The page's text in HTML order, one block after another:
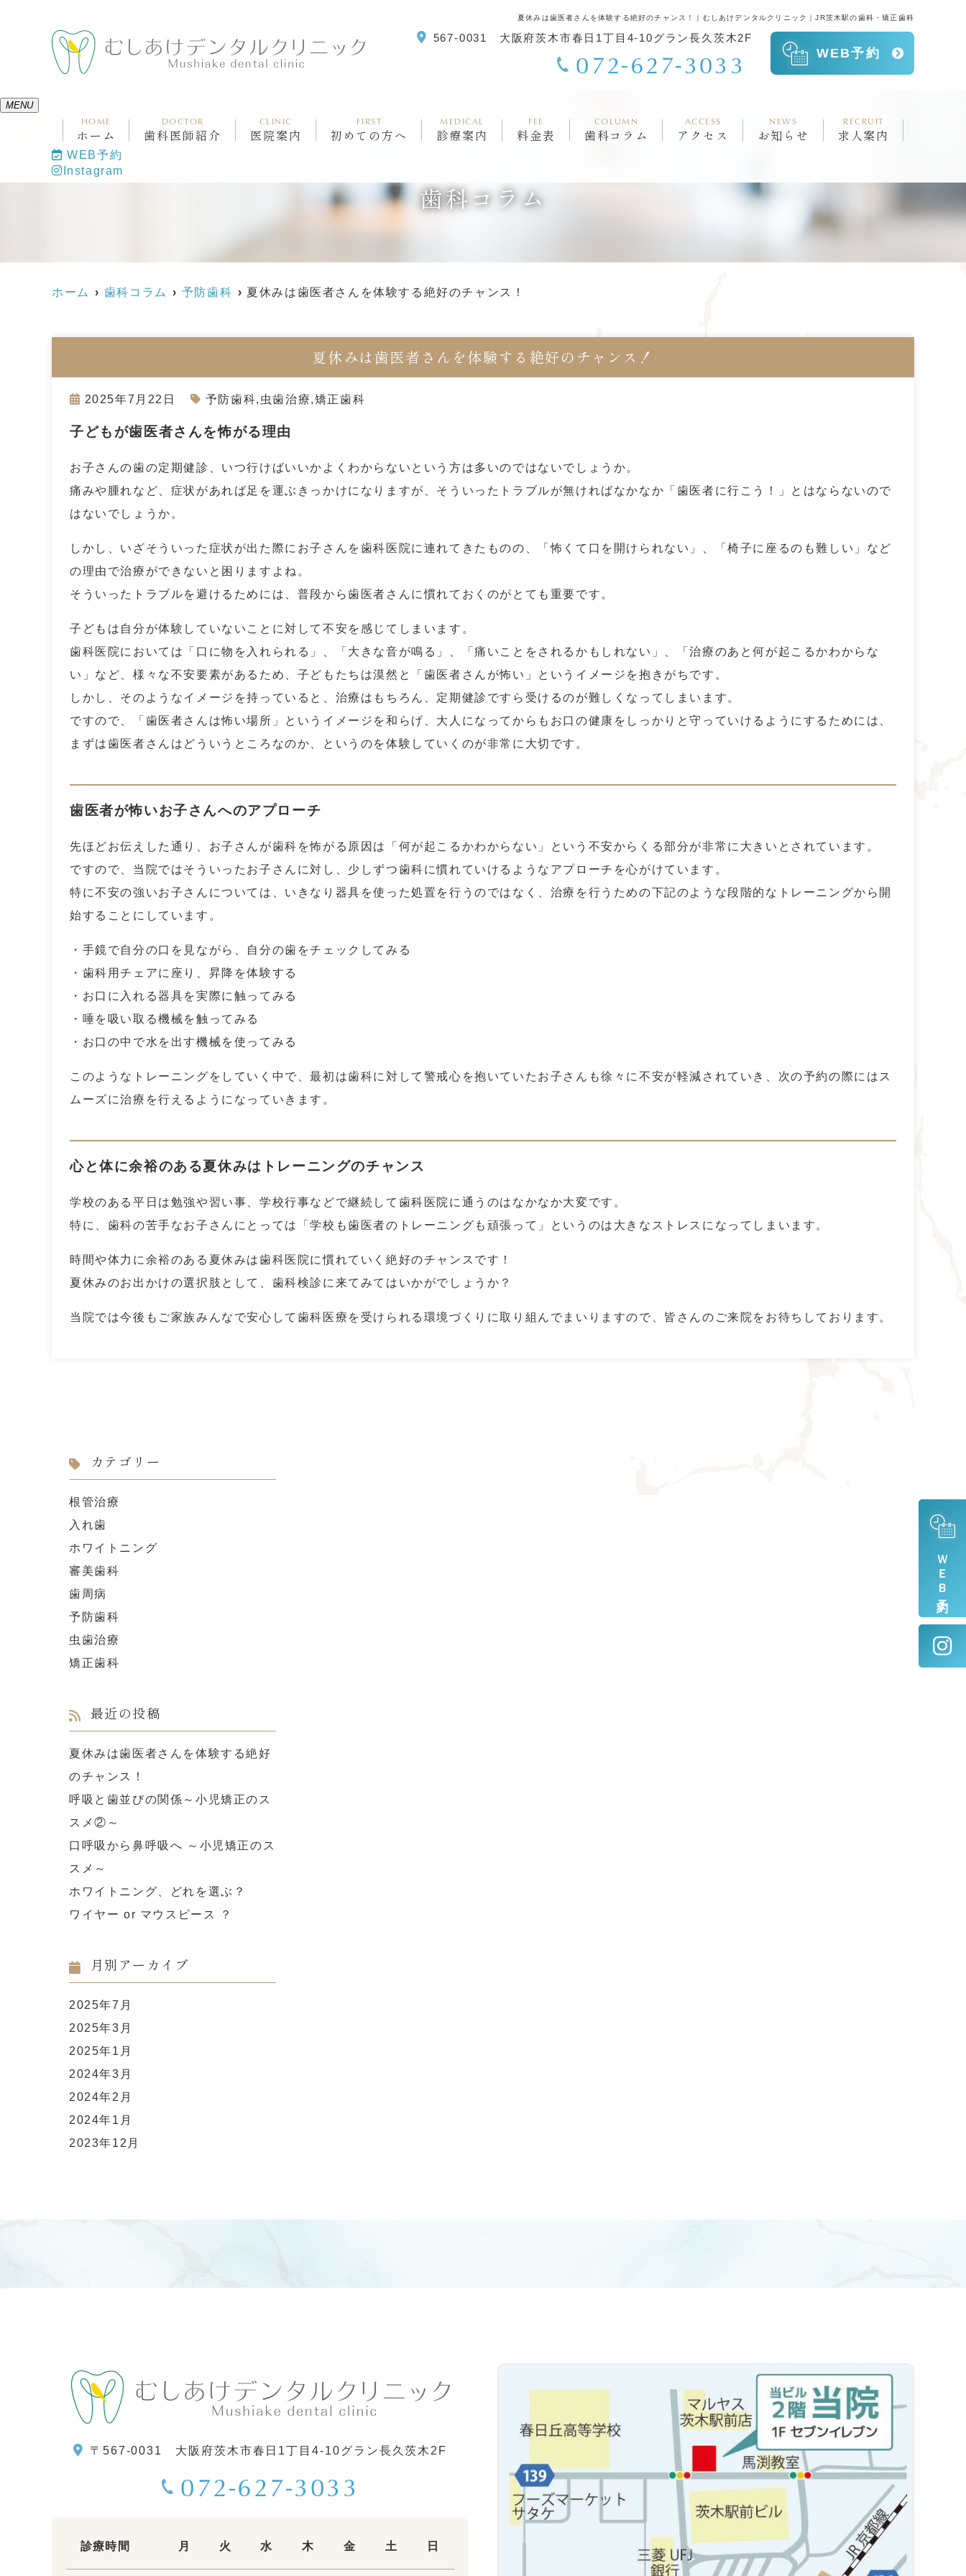
夏休みは歯医者さんを体験する絶好のチャンス！｜むしあけデンタルクリニック｜JR茨木駅の歯科・矯正歯科
567-0031 大阪府茨木市春日1丁目4-10グラン長久茨木2F
072-627-3033 WEB予約
ＷＥＢ予約
MENU
HOME
ホーム
DOCTOR
歯科医師紹介
CLINIC
医院案内
FIRST
初めての方へ
MEDICAL
診療案内
FEE
料金表
COLUMN
歯科コラム
ACCESS
アクセス
NEWS
お知らせ
RECRUIT
求人案内
WEB予約
Instagram
歯科コラム
ホーム 歯科コラム 予防歯科 夏休みは歯医者さんを体験する絶好のチャンス！
夏休みは歯医者さんを体験する絶好のチャンス！
2025年7月22日 予防歯科, 虫歯治療,矯正歯科
子どもが歯医者さんを怖がる理由
お子さんの歯の定期健診、いつ行けばいいかよくわからないという方は多いのではないでしょうか。
痛みや腫れなど、症状があれば足を運ぶきっかけになりますが、そういったトラブルが無ければなかなか「歯医者に行こう！」とはならないので
はないでしょうか。
しかし、いざそういった症状が出た際にお子さんを歯科医院に連れてきたものの、「怖くて口を開けられない」、「椅子に座るのも難しい」など
の理由で治療ができないと困りますよね。
そういったトラブルを避けるためには、普段から歯医者さんに慣れておくのがとても重要です。
子どもは自分が体験していないことに対して不安を感じてしまいます。
歯科医院においては「口に物を入れられる」、「大きな音が鳴る」、「痛いことをされるかもしれない」、「治療のあと何が起こるかわからな
い」など、様々な不安要素があるため、子どもたちは漠然と「歯医者さんが怖い」というイメージを抱きがちです。
しかし、そのようなイメージを持っていると、治療はもちろん、定期健診ですら受けるのが難しくなってしまいます。
ですので、「歯医者さんは怖い場所」というイメージを和らげ、大人になってからもお口の健康をしっかりと守っていけるようにするためには、
まずは歯医者さんはどういうところなのか、というのを体験していくのが非常に大切です。
歯医者が怖いお子さんへのアプローチ
先ほどお伝えした通り、お子さんが歯科を怖がる原因は「何が起こるかわからない」という不安からくる部分が非常に大きいとされています。
ですので、当院ではそういったお子さんに対し、少しずつ歯科に慣れていけるようなアプローチを心がけています。
特に不安の強いお子さんについては、いきなり器具を使った処置を行うのではなく、治療を行うための下記のような段階的なトレーニングから開
始することにしています。
・手鏡で自分の口を見ながら、自分の歯をチェックしてみる
・歯科用チェアに座り、昇降を体験する
・お口に入れる器具を実際に触ってみる
・唾を吸い取る機械を触ってみる
・お口の中で水を出す機械を使ってみる
このようなトレーニングをしていく中で、最初は歯科に対して警戒心を抱いていたお子さんも徐々に不安が軽減されていき、次の予約の際にはス
ムーズに治療を行えるようになっていきます。
心と体に余裕のある夏休みはトレーニングのチャンス
学校のある平日は勉強や習い事、学校行事などで継続して歯科医院に通うのはなかなか大変です。
特に、歯科の苦手なお子さんにとっては「学校も歯医者のトレーニングも頑張って」というのは大きなストレスになってしまいます。
時間や体力に余裕のある夏休みは歯科医院に慣れていく絶好のチャンスです！
夏休みのお出かけの選択肢として、歯科検診に来てみてはいかがでしょうか？
当院では今後もご家族みんなで安心して歯科医療を受けられる環境づくりに取り組んでまいりますので、皆さんのご来院をお待ちしております。
カテゴリー
根管治療
入れ歯
ホワイトニング
審美歯科
歯周病
予防歯科
虫歯治療
矯正歯科
最近の投稿
夏休みは歯医者さんを体験する絶好
のチャンス！
呼吸と歯並びの関係～小児矯正のス
スメ②～
口呼吸から鼻呼吸へ ～小児矯正のス
スメ～
ホワイトニング、どれを選ぶ？
ワイヤー or マウスピース ？
月別アーカイブ
2025年7月
2025年3月
2025年1月
2024年3月
2024年2月
2024年1月
2023年12月
〒567-0031 大阪府茨木市春日1丁目4-10グラン長久茨木2F
072-627-3033
診療時間 月 火 水 木 金 土 日